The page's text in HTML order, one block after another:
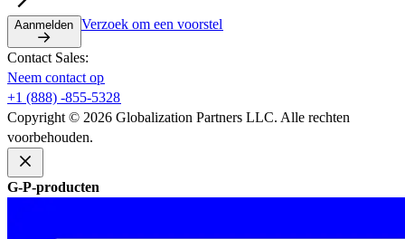
Aanmelden​​ Verzoek om een voorstel​​
Contact Sales:​​
Neem contact op​​
+1 (888) -855-5328​​
Copyright © 2026 Globalization Partners LLC. Alle rechten
voorbehouden.​​
G-P-producten​​